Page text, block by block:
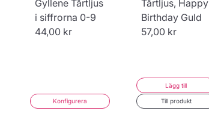
Gyllene Tårtljus
i siffrorna 0-9
44,00 kr
Konfigurera
Tårtljus, Happy
Birthday Guld
57,00 kr
Lägg till
Till produkt